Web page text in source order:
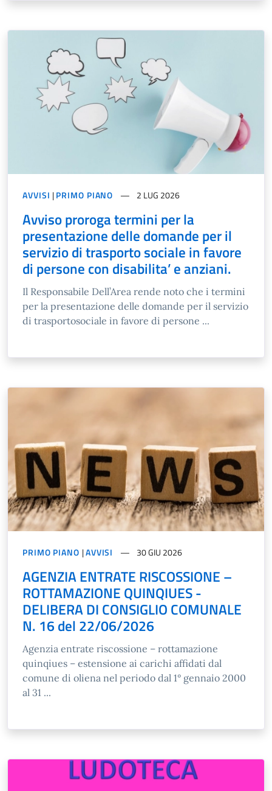
AVVISI |PRIMO PIANO 2 LUG 2026
Avviso proroga termini per la
presentazione delle domande per il
servizio di trasporto sociale in favore
di persone con disabilita’ e anziani.
Il Responsabile Dell’Area rende noto che i termini
per la presentazione delle domande per il servizio
di trasportosociale in favore di persone ...
PRIMO PIANO |AVVISI 30 GIU 2026
AGENZIA ENTRATE RISCOSSIONE –
ROTTAMAZIONE QUINQIUES -
DELIBERA DI CONSIGLIO COMUNALE
N. 16 del 22/06/2026
Agenzia entrate riscossione – rottamazione
quinqiues – estensione ai carichi affidati dal
comune di oliena nel periodo dal 1° gennaio 2000
al 31 ...